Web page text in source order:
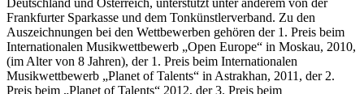
Frankfurter Sparkasse und dem Tonkünstlerverband. Zu den
Auszeichnungen bei den Wettbewerben gehören der 1. Preis beim
Internationalen Musikwettbewerb „Open Europe“ in Moskau, 2010,
(im Alter von 8 Jahren), der 1. Preis beim Internationalen
Musikwettbewerb „Planet of Talents“ in Astrakhan, 2011, der 2.
Preis beim „Planet of Talents“ 2012, der 3. Preis beim